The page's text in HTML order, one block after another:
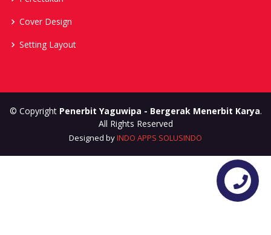
Cover Design
Setting Layout
© Copyright Penerbit Yaguwipa - Bergerak Menerbit Karya.
All Rights Reserved
Designed byINDO APPS SOLUSINDO
Contact us